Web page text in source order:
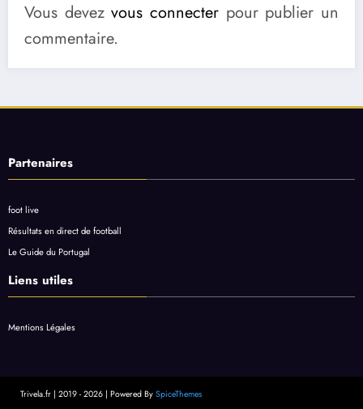
Vous devezvous connecter pour publier un
commentaire.
Partenaires
foot live
Résultats en direct de football
Le Guide du Portugal
Liens utiles
Mentions Légales
Trivela.fr | 2019 - 2026 | Powered By SpiceThemes